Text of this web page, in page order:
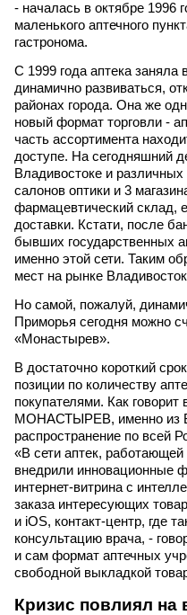
- началась в октябре 1996
маленького аптечного
гастронома.
С 1999 года аптека
динамично развиваться,
районах города. Она же
новый формат торговли -
часть ассортимента
доступе. На сегодняшний
Владивостоке и
салонов оптики и 3
фармацевтический склад,
доставки. Кстати, после
бывших государственных
именно этой сети. Таким
мест на рынке
Но самой, пожалуй,
Приморья сегодня можно
«Монастырев».
В достаточно короткий
позиции по количеству
покупателями. Как
МОНАСТЫРЕВ, именно из
распространение по всей
«В сети аптек,
внедрили инновационные
интернет-витрина с
заказа интересующих
и iOS, контакт-центр, где
консультацию врача, -
и сам формат аптечных
свободной выкладкой
Кризис повлиял на